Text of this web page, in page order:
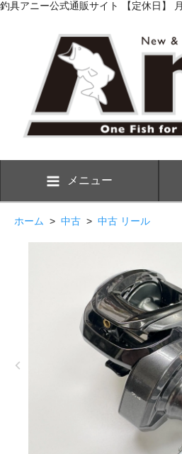
釣具アニー公式通販サイト 【定休日】
メニュー
ホーム > 中古 > 中古 リール